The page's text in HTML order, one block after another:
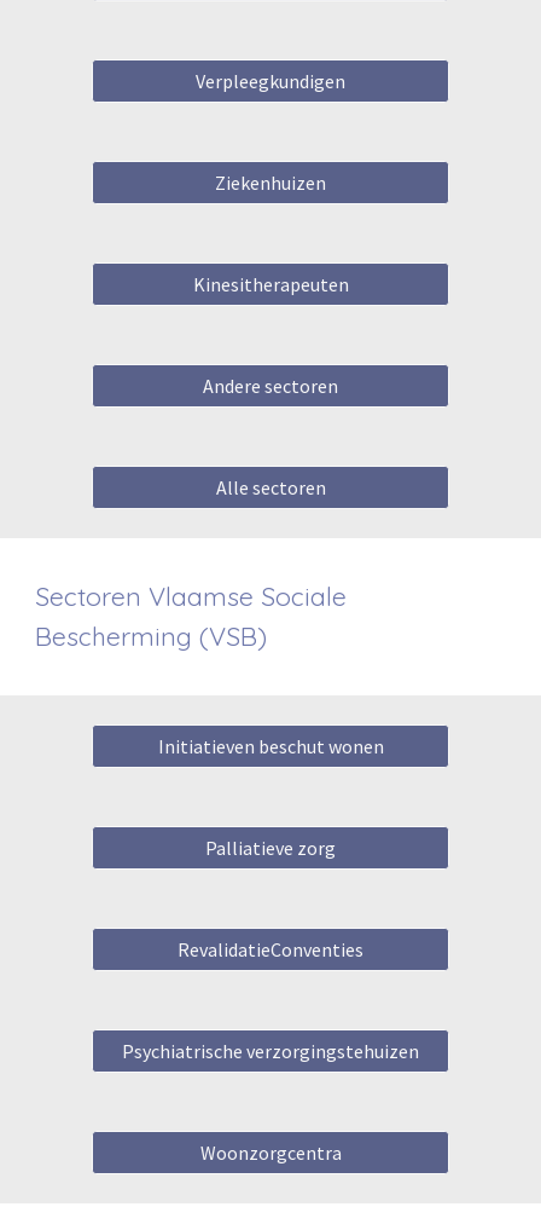
Verpleegkundigen
Ziekenhuizen
Kinesitherapeuten
Andere sectoren
Alle sectoren
Sectoren Vlaamse Sociale
Bescherming (VSB)
Initiatieven beschut wonen
Palliatieve zorg
RevalidatieConventies
Psychiatrische verzorgingstehuizen
Woonzorgcentra